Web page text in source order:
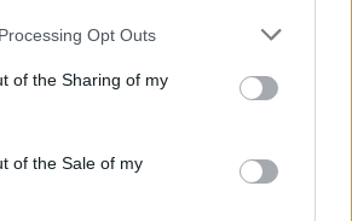
website/app uses one or more Google
or usage behaviour. You may click to
to Google and its third-party tags to
specified purposes in below Google
Opt Outs
of the Sharing of my
of the Sale of my